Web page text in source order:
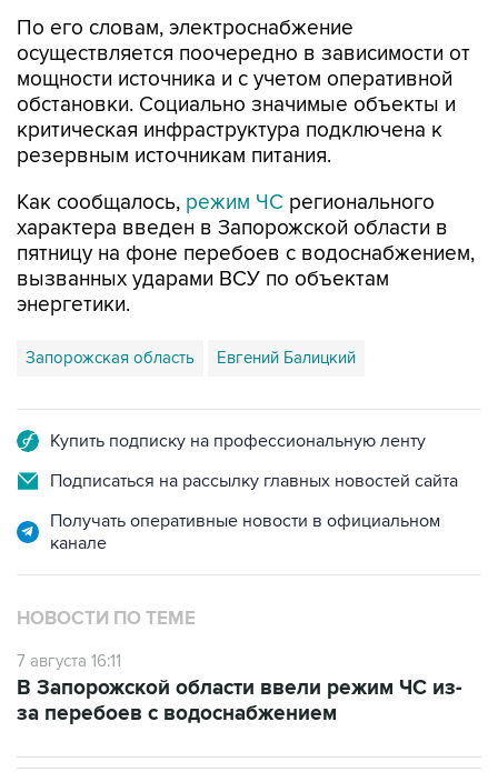
мощности источника и с учетом оперативной
обстановки. Социально значимые объекты и
критическая инфраструктура подключена к
резервным источникам питания.
Как сообщалось,режим ЧСрегионального
пятницу на фоне перебоев с водоснабжением,
вызванных ударами ВСУ по объектам
энергетики.
Запорожская область
Подписаться на рассылку главных новостей сайта
Получать оперативные новости в официальном
канале
НОВОСТИ ПО ТЕМЕ
7 августа 16:11
за перебоев с водоснабжением